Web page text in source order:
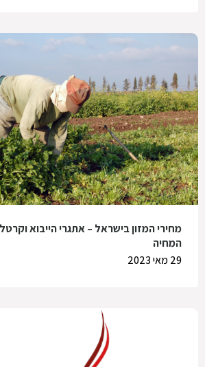
מחירי המזון בישראל – אתגרי הייבוא
המחיה
29 מאי 2023